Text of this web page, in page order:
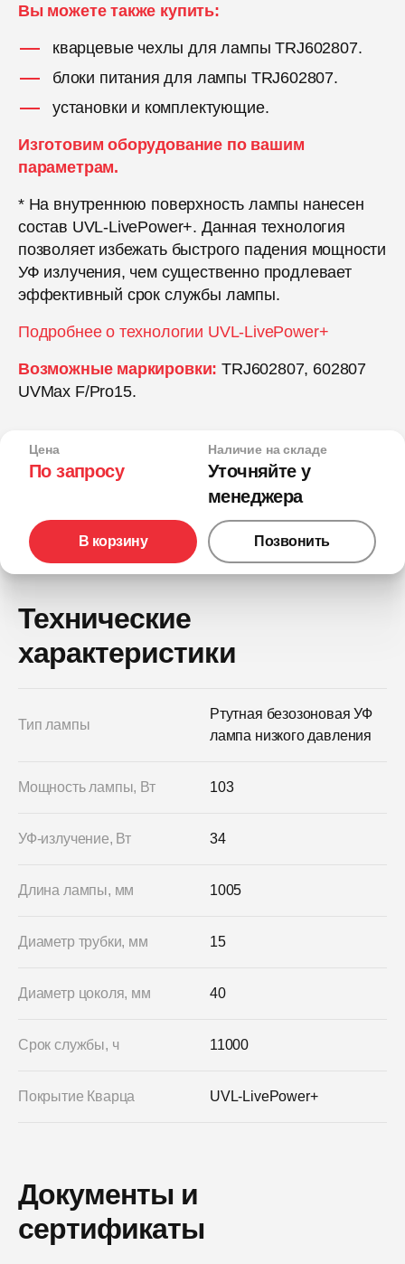
Вы можете также купить:
кварцевые чехлы для лампы TRJ602807.
блоки питания для лампы TRJ602807.
установки и комплектующие.
Изготовим оборудование по вашим
параметрам.
* На внутреннюю поверхность лампы нанесен
состав UVL-LivePower+. Данная технология
позволяет избежать быстрого падения мощности
УФ излучения, чем существенно продлевает
эффективный срок службы лампы.
Подробнее о технологии UVL-LivePower+
Возможные маркировки: TRJ602807, 602807
UVMax F/Pro15.
Цена
По запросу
Наличие на складе
Уточняйте у
менеджера
В корзину Позвонить
Технические
характеристики
Тип лампы
Ртутная безозоновая УФ
лампа низкого давления
Мощность лампы, Вт 103
УФ-излучение, Вт 34
Длина лампы, мм 1005
Диаметр трубки, мм 15
Диаметр цоколя, мм 40
Срок службы, ч 11000
Покрытие Кварца UVL-LivePower+
Документы и
сертификаты